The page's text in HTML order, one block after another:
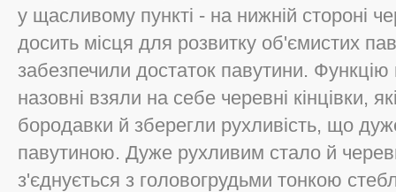
у щасливому пункті - на нижній стороні
досить місця для розвитку об'ємистих
забезпечили достаток павутини.
назовні взяли на себе черевні кінцівки,
бородавки й зберегли рухливість, що
павутиною. Дуже рухливим стало й
з'єднується з головогрудьми тонкою